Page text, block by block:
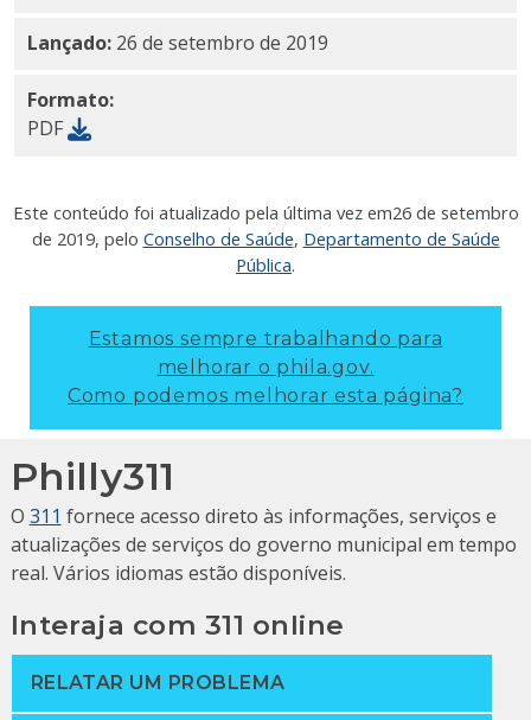
Lançado: 26 de setembro de 2019
Formato:
PDF
Este conteúdo foi atualizado pela última vez em26 de setembro
de 2019, pelo Conselho de Saúde, Departamento de Saúde
Pública.
Estamos sempre trabalhando para
melhorar o phila.gov.
Como podemos melhorar esta página?
Philly311
O 311 fornece acesso direto às informações, serviços e
atualizações de serviços do governo municipal em tempo
real. Vários idiomas estão disponíveis.
Interaja com 311 online
RELATAR UM PROBLEMA